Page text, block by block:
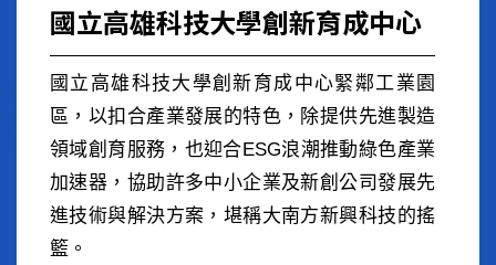
國立高雄科技大學創新育成中心
國立高雄科技大學創新育成中心緊鄰工業園
區，以扣合產業發展的特色，除提供先進製造
領域創育服務，也迎合ESG浪潮推動綠色產業
加速器，協助許多中小企業及新創公司發展先
進技術與解決方案，堪稱大南方新興科技的搖
籃。